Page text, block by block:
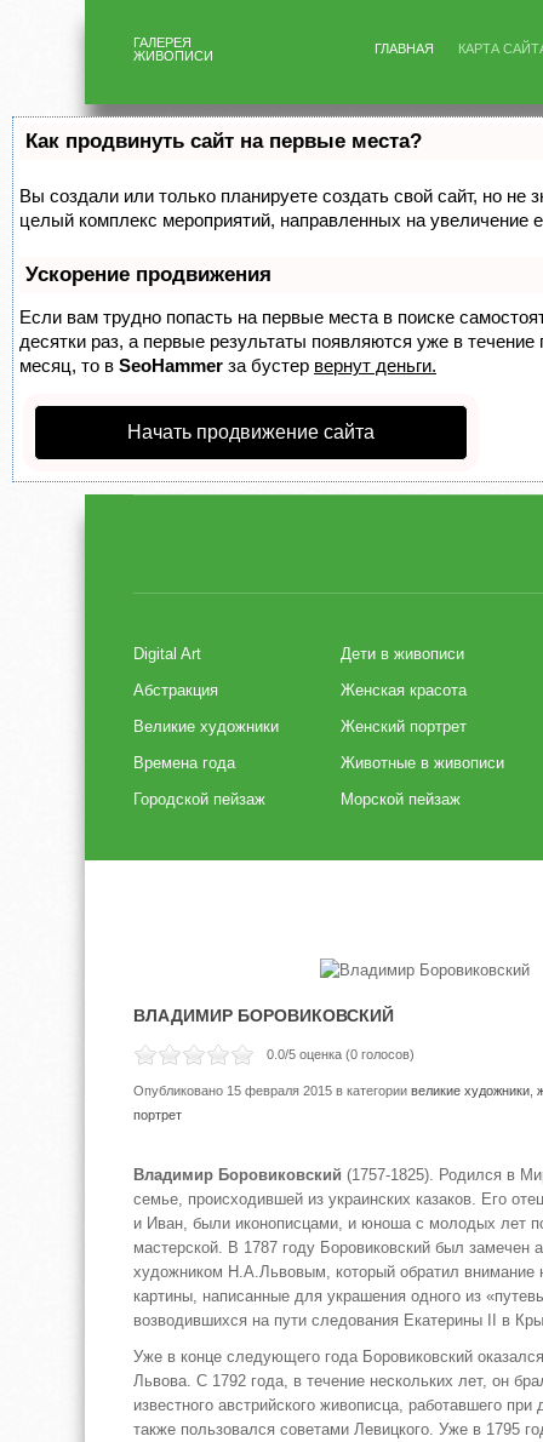
ГАЛЕРЕЯ
ЖИВОПИСИ
ГЛАВНАЯ КАРТА
Как продвинуть сайт на первые места?
Вы создали или только планируете создать свой сайт, но не
целый комплекс мероприятий, направленных на увеличение
Ускорение продвижения
Если вам трудно попасть на первые места в поиске
десятки раз, а первые результаты появляются уже в
месяц, то в SeoHammer за бустер вернут деньги.
Начать продвижение сайта
Digital Art
Абстракция
Великие художники
Времена года
Городской пейзаж
Дети в живописи
Женская красота
Женский портрет
Животные в живописи
Морской пейзаж
ВЛАДИМИР БОРОВИКОВСКИЙ
0.0/5 оценка (0 голосов)
Опубликовано 15 февраля 2015 в категории великие художники
портрет
Владимир Боровиковский (1757-1825). Родился в
семье, происходившей из украинских казаков. Его
и Иван, были иконописцами, и юноша с молодых лет
мастерской. В 1787 году Боровиковский был замечен
художником Н.А.Львовым, который обратил внимание
картины, написанные для украшения одного из
возводившихся на пути следования Екатерины II в
Уже в конце следующего года Боровиковский
Львова. С 1792 года, в течение нескольких лет, он
известного австрийского живописца, работавшего
также пользовался советами Левицкого. Уже в 1795